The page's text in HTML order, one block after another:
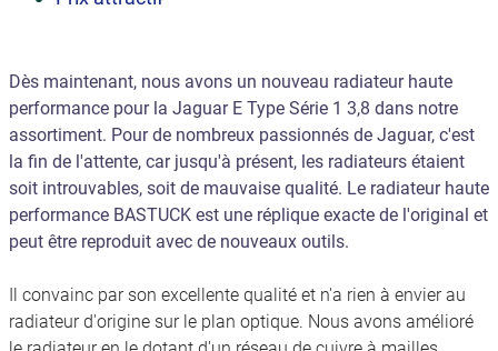
Dès maintenant, nous avons un nouveau radiateur haute
performance pour la Jaguar E Type Série 1 3,8 dans notre
assortiment. Pour de nombreux passionnés de Jaguar, c'est
la fin de l'attente, car jusqu'à présent, les radiateurs étaient
soit introuvables, soit de mauvaise qualité. Le radiateur haute
performance BASTUCK est une réplique exacte de l'original et
peut être reproduit avec de nouveaux outils.
Il convainc par son excellente qualité et n'a rien à envier au
radiateur d'origine sur le plan optique. Nous avons amélioré